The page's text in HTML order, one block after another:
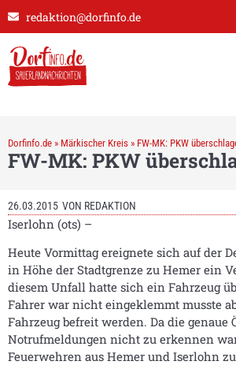
redaktion@dorfinfo.de
Dorfinfo.de » Märkischer Kreis » FW-MK: PKW
FW-MK: PKW
26.03.2015 VON REDAKTION
Iserlohn (ots) –
Heute Vormittag ereignete sich auf der
in Höhe der Stadtgrenze zu Hemer ein
diesem Unfall hatte sich ein Fahrzeug
Fahrer war nicht eingeklemmt musste
Fahrzeug befreit werden. Da die genaue
Notrufmeldungen nicht zu erkennen
Feuerwehren aus Hemer und Iserlohn